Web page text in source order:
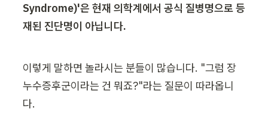
Syndrome)'은 현재 의학계에서 공식 질병명으로 등
재된 진단명이 아닙니다.
이렇게 말하면 놀라시는 분들이 많습니다. "그럼 장
누수증후군이라는 건 뭐죠?"라는 질문이 따라옵니
다.